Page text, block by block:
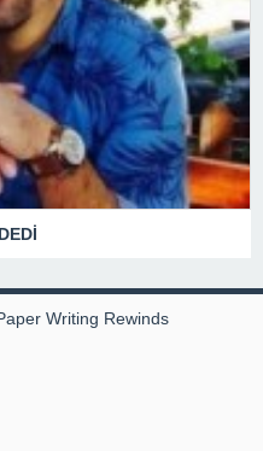
Writing Rewinds